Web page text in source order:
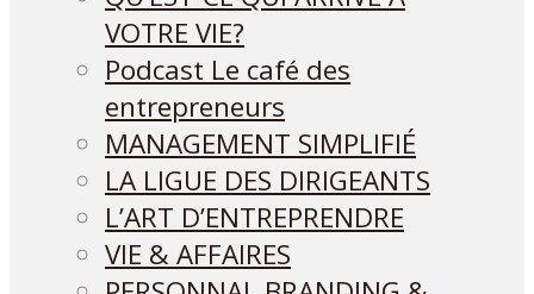
VOTRE VIE?
Podcast Le café des
entrepreneurs
MANAGEMENT SIMPLIFIÉ
LA LIGUE DES DIRIGEANTS
L’ART D’ENTREPRENDRE
VIE & AFFAIRES